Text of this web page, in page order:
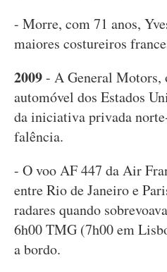
- Morre, com 71 anos,
maiores costureiros
2009- A General Motors,
automóvel dos Estados
da iniciativa privada
falência.
- O voo AF 447 da Air
entre Rio de Janeiro e
radares quando
6h00 TMG (7h00 em
a bordo.